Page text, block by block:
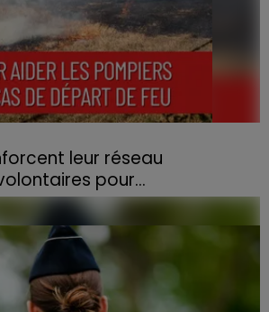
leur réseau
pour...
et aux risques de départs de feu,
des Vosges a lancé un appel
pour venir en aide...